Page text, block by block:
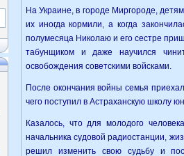
На Украине, в городе Миргороде,
их иногда кормили, а когда
полумесяца Николаю и его сестре
табунщиком и даже научился
освобождения советскими войсками.
После окончания войны семья
чего поступил в Астраханскую школу
Казалось, что для молодого
начальника судовой радиостанции,
решил изменить свою судьбу и